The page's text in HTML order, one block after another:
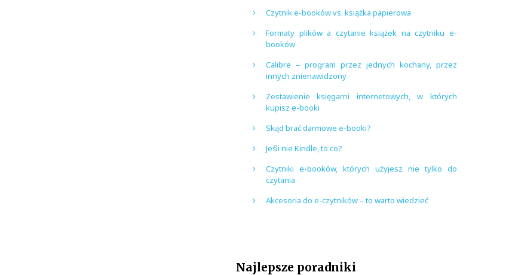
Czytnik e-booków vs. książka papierowa
Formaty plików a czytanie książek na czytniku e-
booków
Calibre – program przez jednych kochany, przez
innych znienawidzony
Zestawienie księgarni internetowych, w których
kupisz e-booki
Skąd brać darmowe e-booki?
Jeśli nie Kindle, to co?
Czytniki e-booków, których użyjesz nie tylko do
czytania
Akcesoria do e-czytników – to warto wiedzieć
Najlepsze poradniki